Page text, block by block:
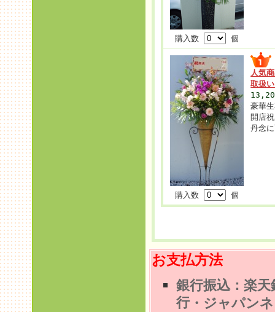
購入数 個
購入数 個
人気
取扱
豪華
開店
丹念
お支払方法
銀行振込：楽天
行・ジャパン